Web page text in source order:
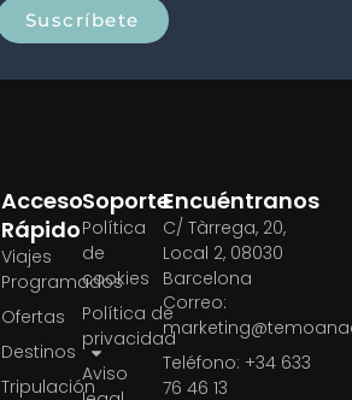
Suscríbete
Soporte
Política
de
cookies
Política de
privacidad
Aviso
Acceso
Rápido
Viajes
Programados
Ofertas
Destinos
Tripulación
Encuéntranos
C/ Tàrrega, 20,
Local 2, 08030
Barcelona
Correo:
Teléfono: +34 633
76 46 13